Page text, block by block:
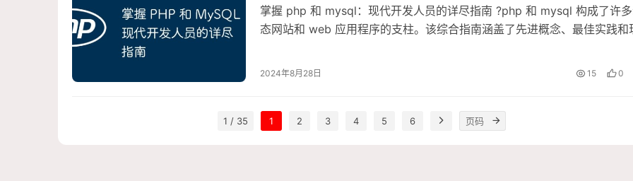
掌握 php 和 mysql：现代开发人员的详尽指南 ?php 和 mysql 构成了许
态网站和 web 应用程序的支柱。该综合指南涵盖了先进概念、最佳实践和
2024年8月28日 15 0
1 / 35 1 2 3 4 5 6